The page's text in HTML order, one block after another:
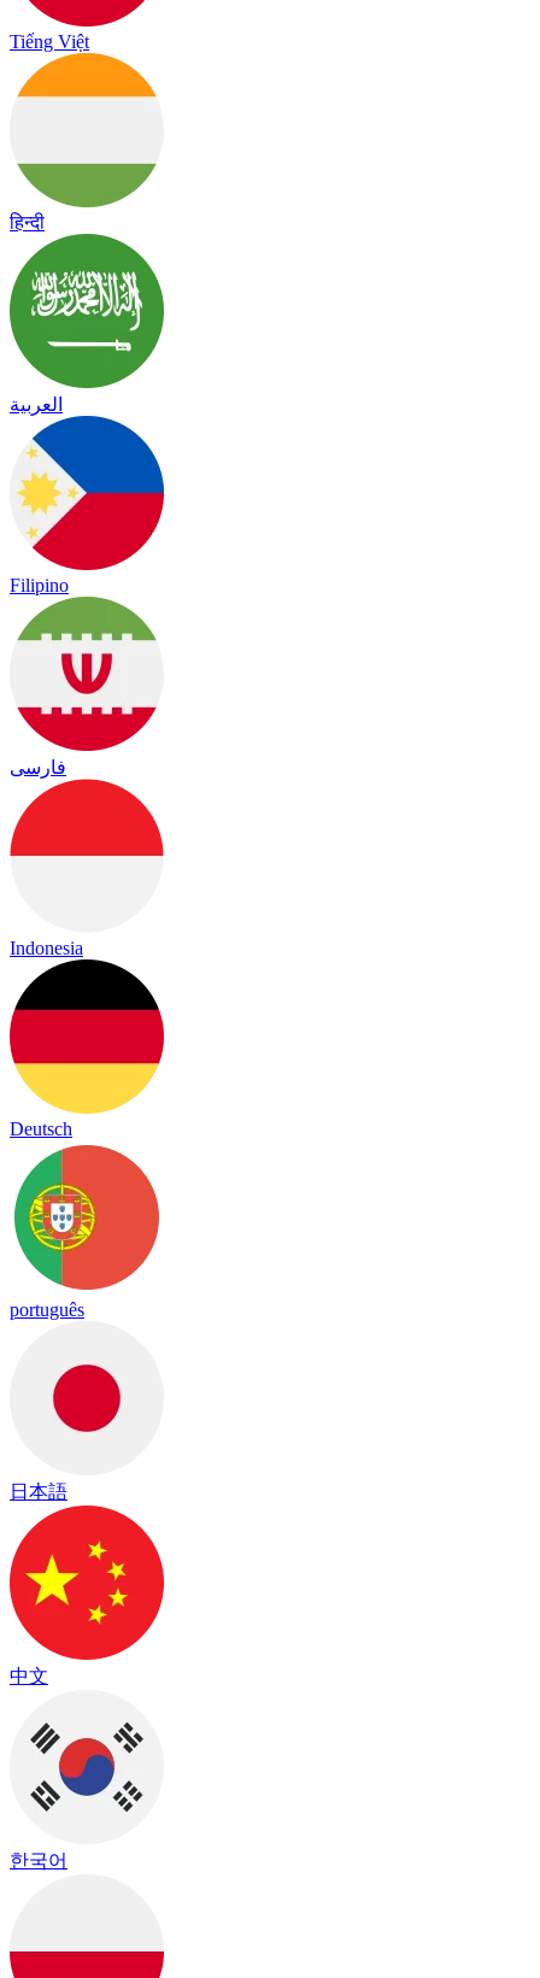
Tiếng Việt
हिन्दी
العربية
Filipino
فارسی
Indonesia
Deutsch
português
日本語
中文
한국어